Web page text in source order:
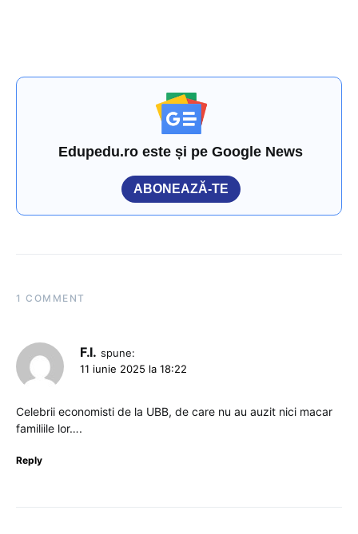
Edupedu.ro este și pe Google News
ABONEAZĂ-TE
1 COMMENT
F.I. spune:
11 iunie 2025 la 18:22
Celebrii economisti de la UBB, de care nu au auzit nici macar
familiile lor….
Reply